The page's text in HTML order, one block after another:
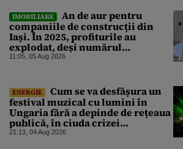
IMOBILIARE
An de aur pentru
companiile de construcții din
Iași. În 2025, profiturile au
explodat, deși numărul
angajaților a scăzut
11:05, 05 Aug 2026
ENERGIE
Cum se va desfășura un
festival muzical cu lumini în
Ungaria fără a depinde de rețeaua
publică, în ciuda crizei
energetice
21:13, 04 Aug 2026